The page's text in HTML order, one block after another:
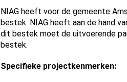
NIAG heeft voor de gemeente
bestek. NIAG heeft aan de hand
dit bestek moet de uitvoerende
bestek.
Specifieke projectkenmerken: